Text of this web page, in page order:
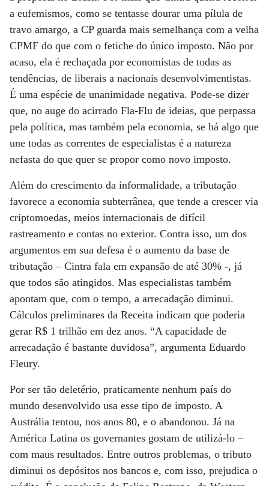
a eufemismos, como se tentasse dourar uma pílula de
travo amargo, a CP guarda mais semelhança com a velha
CPMF do que com o fetiche do único imposto. Não por
acaso, ela é rechaçada por economistas de todas as
tendências, de liberais a nacionais desenvolvimentistas.
É uma espécie de unanimidade negativa. Pode-se dizer
que, no auge do acirrado Fla-Flu de ideias, que perpassa
pela política, mas também pela economia, se há algo que
une todas as correntes de especialistas é a natureza
nefasta do que quer se propor como novo imposto.
Além do crescimento da informalidade, a tributação
favorece a economia subterrânea, que tende a crescer via
criptomoedas, meios internacionais de difícil
rastreamento e contas no exterior. Contra isso, um dos
argumentos em sua defesa é o aumento da base de
tributação – Cintra fala em expansão de até 30% -, já
que todos são atingidos. Mas especialistas também
apontam que, com o tempo, a arrecadação diminui.
Cálculos preliminares da Receita indicam que poderia
gerar R$ 1 trilhão em dez anos. “A capacidade de
arrecadação é bastante duvidosa”, argumenta Eduardo
Fleury.
Por ser tão deletério, praticamente nenhum país do
mundo desenvolvido usa esse tipo de imposto. A
Austrália tentou, nos anos 80, e o abandonou. Já na
América Latina os governantes gostam de utilizá-lo –
com maus resultados. Entre outros problemas, o tributo
diminui os depósitos nos bancos e, com isso, prejudica o